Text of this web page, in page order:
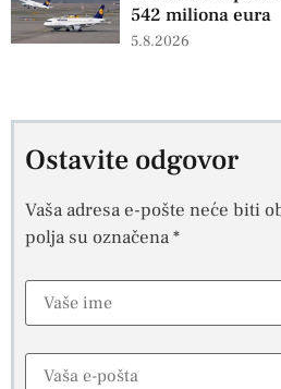
542 miliona eura
5.8.2026
Ostavite odgovor
Vaša adresa e-pošte neće biti
polja su označena*